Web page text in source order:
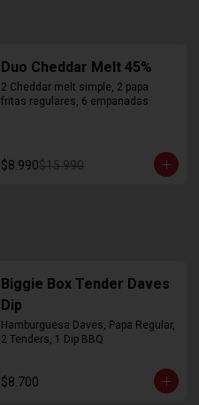
Duo Cheddar Melt 45%
2 Cheddar melt simple, 2 papa
fritas regulares, 6 empanadas
$8.990$15.990
Biggie Box Tender Daves
Dip
Hamburguesa Daves, Papa Regular,
2 Tenders, 1 Dip BBQ
$8.700